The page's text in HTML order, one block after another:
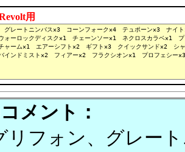
用
メント：
リフォン、グレー